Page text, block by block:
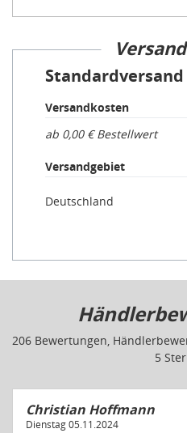
Standardversand
Versandkosten
ab 0,00 € Bestellwert
Versandgebiet
Deutschland
206 Bewertungen,
5
Christian Hoffmann
Dienstag 05.11.2024